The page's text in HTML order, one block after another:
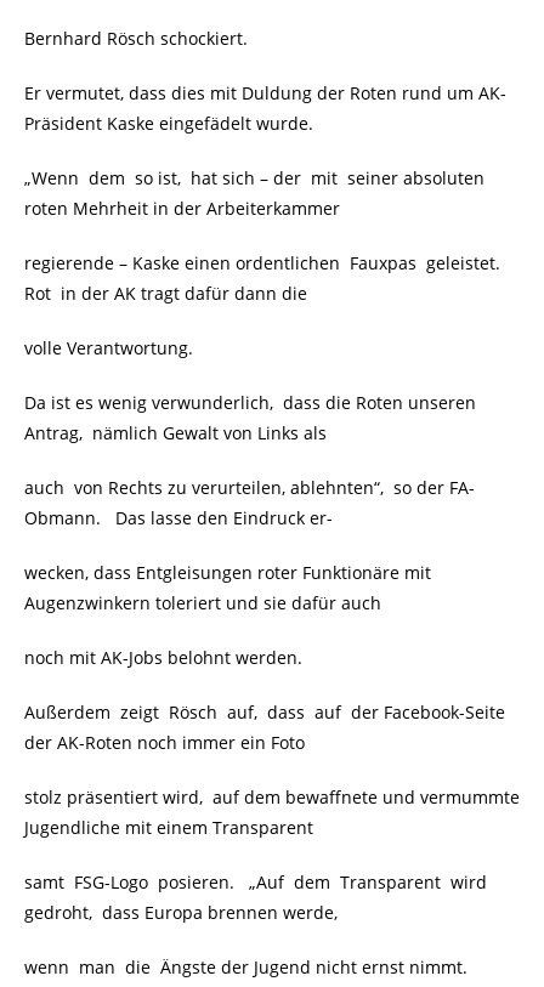
Bernhard Rösch schockiert.
Er vermutet, dass dies mit Duldung der Roten rund um AK-
Präsident Kaske eingefädelt wurde.
„Wenn dem so ist, hat sich – der mit seiner absoluten
roten Mehrheit in der Arbeiterkammer
regierende – Kaske einen ordentlichen Fauxpas geleistet.
Rot in der AK tragt dafür dann die
volle Verantwortung.
Da ist es wenig verwunderlich, dass die Roten unseren
Antrag, nämlich Gewalt von Links als
auch von Rechts zu verurteilen, ablehnten“, so der FA-
Obmann. Das lasse den Eindruck er-
wecken, dass Entgleisungen roter Funktionäre mit
Augenzwinkern toleriert und sie dafür auch
noch mit AK-Jobs belohnt werden.
Außerdem zeigt Rösch auf, dass auf der Facebook-Seite
der AK-Roten noch immer ein Foto
stolz präsentiert wird, auf dem bewaffnete und vermummte
Jugendliche mit einem Transparent
samt FSG-Logo posieren. „Auf dem Transparent wird
gedroht, dass Europa brennen werde,
wenn man die Ängste der Jugend nicht ernst nimmt.